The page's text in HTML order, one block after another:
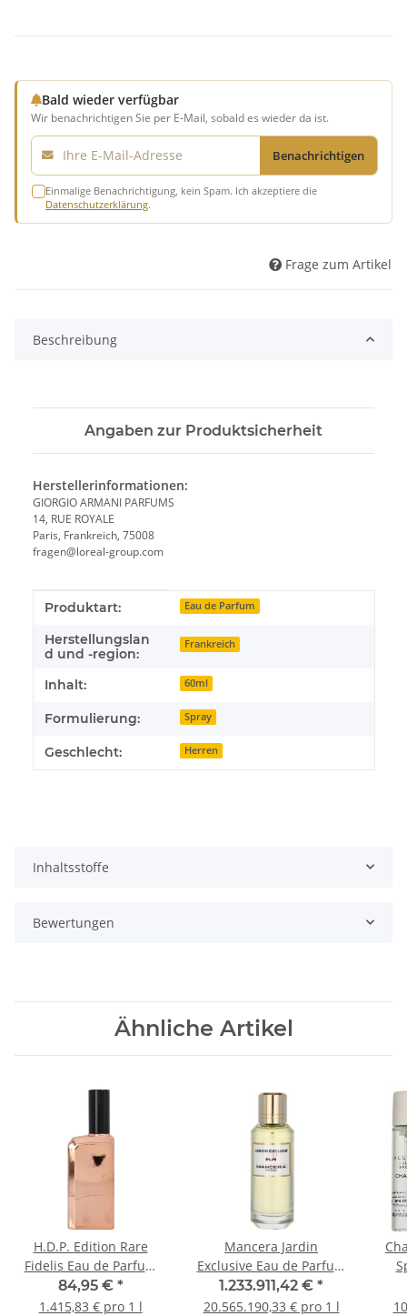
Bald wieder verfügbar
Wir benachrichtigen Sie per E-Mail, sobald es wieder da ist.
E-Mail
Benachrichtigen
Einmalige Benachrichtigung, kein Spam. Ich akzeptiere die
Datenschutzerklärung.
Frage zum Artikel
Beschreibung
Angaben zur Produktsicherheit
Herstellerinformationen:
GIORGIO ARMANI PARFUMS
14, RUE ROYALE
Paris, Frankreich, 75008
fragen@loreal-group.com
Produkteigenschaft
Wert
Produktart: Eau de Parfum
Herstellungslan
d und -region:
Frankreich
Inhalt: 60ml
Formulierung: Spray
Geschlecht: Herren
Inhaltsstoffe
Bewertungen
Ähnliche Artikel
H.D.P. Edition Rare
Fidelis Eau de Parfum
60ml
84,95 € *
1.415,83 € pro 1 l
Mancera Jardin
Exclusive Eau de Parfum
60ml
1.233.911,42 € *
20.565.190,33 € pro 1 l